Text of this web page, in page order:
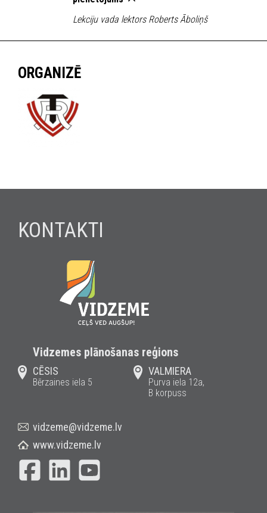
Lekciju vada lektors Roberts Āboliņš
ORGANIZĒ
KONTAKTI
Vidzemes plānošanas reģions
CĒSIS
Bērzaines iela 5
VALMIERA
Purva iela 12a,
B korpuss
vidzeme@vidzeme.lv
www.vidzeme.lv